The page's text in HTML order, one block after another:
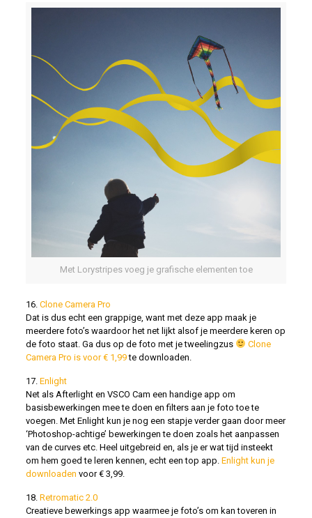
Met Lorystripes voeg je grafische elementen toe
16. Clone Camera Pro
Dat is dus echt een grappige, want met deze app maak je
meerdere foto’s waardoor het net lijkt alsof je meerdere keren op
de foto staat. Ga dus op de foto met je tweelingzus
Clone
Camera Pro is voor € 1,99te downloaden.
17. Enlight
Net als Afterlight en VSCO Cam een handige app om
basisbewerkingen mee te doen en filters aan je foto toe te
voegen. Met Enlight kun je nog een stapje verder gaan door meer
‘Photoshop-achtige’ bewerkingen te doen zoals het aanpassen
van de curves etc. Heel uitgebreid en, als je er wat tijd insteekt
om hem goed te leren kennen, echt een top app. Enlight kun je
downloaden voor € 3,99.
18. Retromatic 2.0
Creatieve bewerkings app waarmee je foto’s om kan toveren in